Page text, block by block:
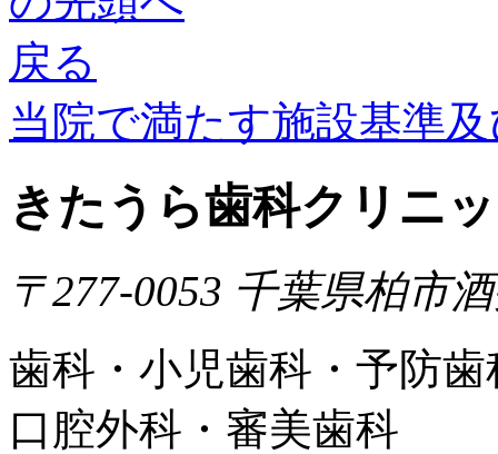
当院で満たす施設基準
きたうら歯科クリニ
〒277-0053 千葉県柏市
歯科・小児歯科・予防
口腔外科・審美歯科